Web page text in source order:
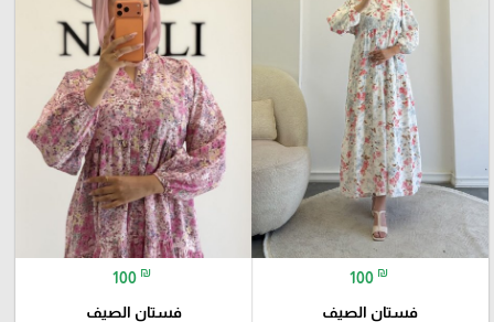
100 ₪
فستان الصيف
100 ₪
فستان الصيف